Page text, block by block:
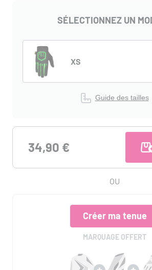
SÉLECTIONNEZ UN
XS
Guide des tailles
34,90 €
OU
Créer ma tenue
MARQUAGE OFFERT